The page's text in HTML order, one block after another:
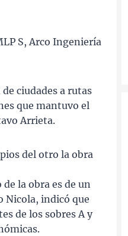
S, Arco Ingeniería
ciudades a rutas
que mantuvo el
Arrieta.
del otro la obra
la obra es de un
Nicola, indicó que
de los sobres A y